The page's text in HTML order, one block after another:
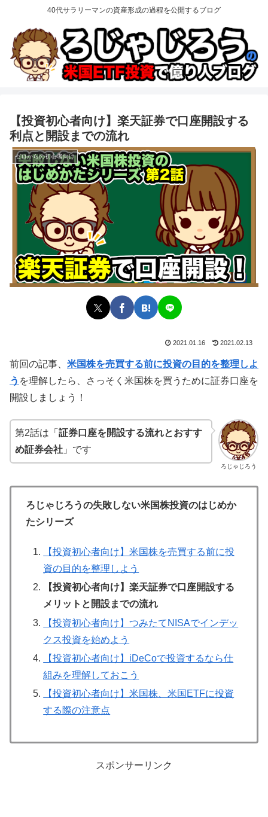
40代サラリーマンの資産形成の過程を公開するブログ
【投資初心者向け】楽天証券で口座開設する
利点と開設までの流れ
ゼロからの初心者向け
2021.01.16 2021.02.13
前回の記事、 米国株を売買する前に投資の目的を整理しよ
う を理解したら、さっそく米国株を買うために証券口座を
開設しましょう！
ろじゃじろう
第2話は「 証券口座を開設する流れとおすす
め証券会社 」です
ろじゃじろうの失敗しない米国株投資のはじめか
たシリーズ
【投資初心者向け】米国株を売買する前に投
資の目的を整理しよう
【投資初心者向け】楽天証券で口座開設する
メリットと開設までの流れ
【投資初心者向け】つみたてNISAでインデッ
クス投資を始めよう
【投資初心者向け】iDeCoで投資するなら仕
組みを理解しておこう
【投資初心者向け】米国株、米国ETFに投資
する際の注意点
スポンサーリンク